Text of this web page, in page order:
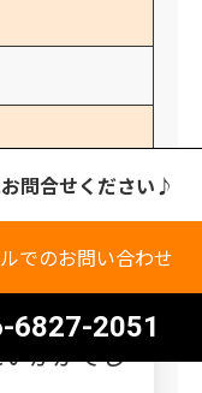
コメント
かがでし
問合せください♪
でのお問い合わせ
6827-2051